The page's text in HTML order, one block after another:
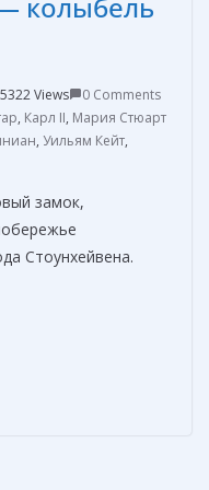
5322 Views
0 Comments
, Карл II, Мария Стюарт
, Уильям Кейт,
замок,
Стоунхейвена.